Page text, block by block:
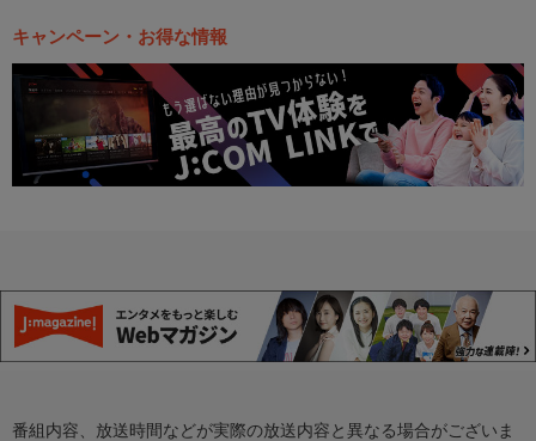
キャンペーン・お得な情報
番組内容、放送時間などが実際の放送内容と異なる場合がございま